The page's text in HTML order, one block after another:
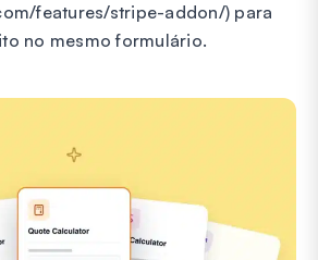
features/stripe-addon/) para
no mesmo formulário.